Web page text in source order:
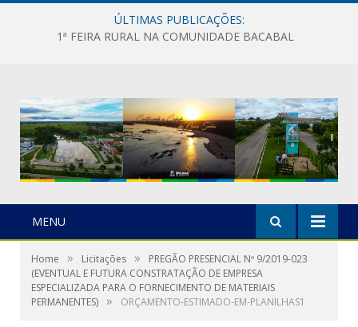
ÚLTIMAS PUBLICAÇÕES:
1ª FEIRA RURAL NA COMUNIDADE BACABAL
MENU
Home » Licitações »
PREGÃO PRESENCIAL Nº 9/2019-023
(EVENTUAL E FUTURA CONSTRATAÇÃO DE EMPRESA
ESPECIALIZADA PARA O FORNECIMENTO DE MATERIAIS
PERMANENTES) » ORÇAMENTO-ESTIMADO-EM-PLANILHAS1